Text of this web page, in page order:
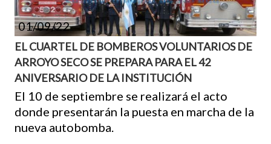
01/09/22
EL CUARTEL DE BOMBEROS VOLUNTARIOS DE
ARROYO SECO SE PREPARA PARA EL 42
ANIVERSARIO DE LA INSTITUCIÓN
El 10 de septiembre se realizará el acto
donde presentarán la puesta en marcha de la
nueva autobomba.